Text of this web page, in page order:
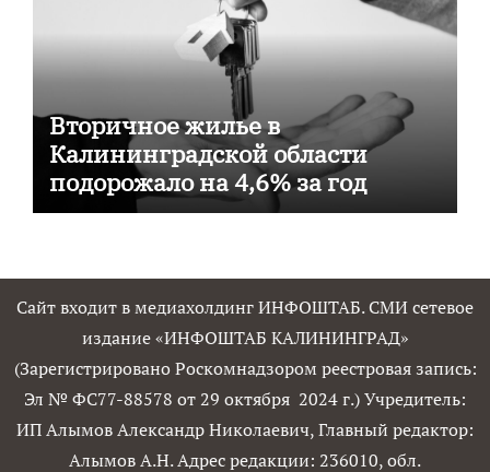
Вторичное жилье в
Калининградской области
подорожало на 4,6% за год
Сайт входит в медиахолдинг ИНФОШТАБ. СМИ сетевое
издание «ИНФОШТАБ КАЛИНИНГРАД»
(Зарегистрировано Роскомнадзором реестровая запись:
Эл № ФС77-88578 от 29 октября 2024 г.) Учредитель:
ИП Алымов Александр Николаевич, Главный редактор:
Алымов А.Н. Адрес редакции: 236010, обл.